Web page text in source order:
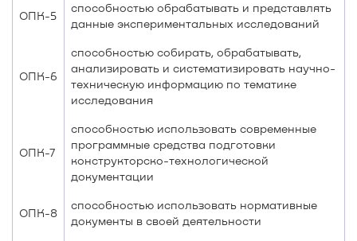
ОПК-5
способностью обрабатывать и представлять
данные экспериментальных исследований
ОПК-6
способностью собирать, обрабатывать,
анализировать и систематизировать научно-
техническую информацию по тематике
исследования
ОПК-7
способностью использовать современные
программные средства подготовки
конструкторско-технологической
документации
ОПК-8
способностью использовать нормативные
документы в своей деятельности